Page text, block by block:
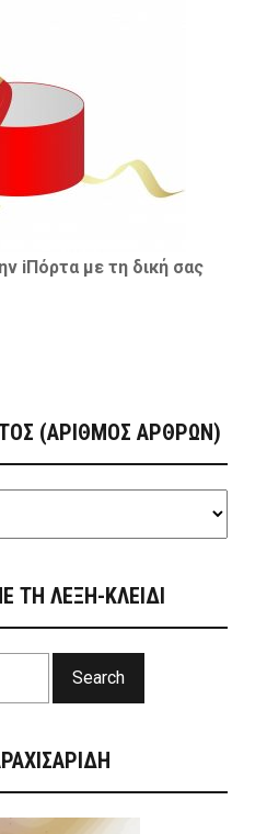
iΠόρτα με τη δική σας
(ΑΡΙΘΜΟΣ ΑΡΘΡΩΝ)
ΤΗ ΛΕΞΗ-ΚΛΕΙΔΙ
Search